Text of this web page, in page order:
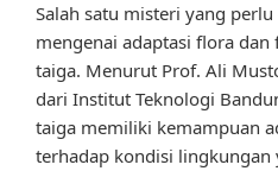
Salah satu misteri yang
mengenai adaptasi flora
taiga. Menurut Prof. Ali
dari Institut Teknologi
taiga memiliki kemampuan
terhadap kondisi lingkungan